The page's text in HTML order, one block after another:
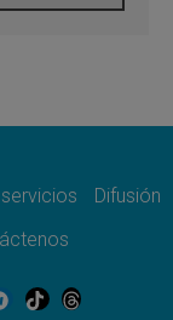
un tiempo de
Evangelio
La gracia
Difusión